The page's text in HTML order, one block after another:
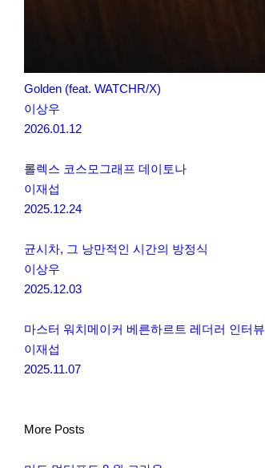
Golden (feat. WATCHR/X)
이상우
2026.01.12
롤렉스 코스모그래프 데이토나
이재섭
2025.12.24
균시차, 그 낭만적인 시간의 방정식
이상우
2025.12.03
마스터 워치메이커 베른하르트 레더러 인터뷰
이재섭
2025.11.07
More Posts